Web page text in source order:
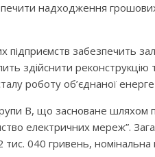
надходження
підприємств забезпечить
здійснити
роботу об’єднаної
В, що засноване
електричних мереж”.
040 гривень, номінальна